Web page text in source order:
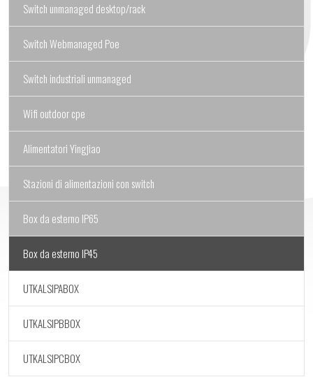
Switch unmanaged desktop/rack
Switch Webmanaged Poe
Switch industriali unmanaged
Wifi outdoor cpe
Alimentatori Yingjiao
Stazioni di alimentazioni con switch
Box da esterno IP65
Box da esterno IP45
UTKALSIPABOX
UTKALSIPBBOX
UTKALSIPCBOX